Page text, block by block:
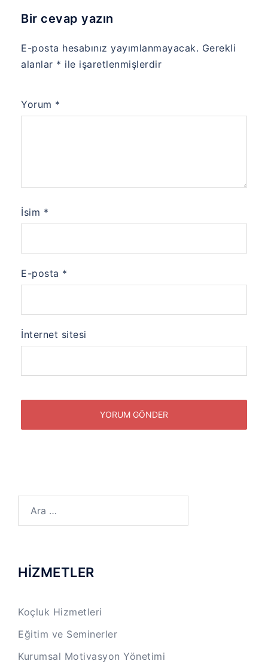
Bir cevap yazın
E-posta hesabınız yayımlanmayacak. Gerekli
alanlar * ile işaretlenmişlerdir
Yorum *
İsim *
E-posta *
İnternet sitesi
HİZMETLER
Koçluk Hizmetleri
Eğitim ve Seminerler
Kurumsal Motivasyon Yönetimi